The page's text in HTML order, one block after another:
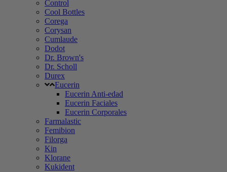
Control
Cool Bottles
Corega
Corysan
Cumlaude
Dodot
Dr. Brown's
Dr. Scholl
Durex
Eucerin
Eucerin Anti-edad
Eucerin Faciales
Eucerin Corporales
Farmalastic
Femibion
Filorga
Kin
Klorane
Kukident